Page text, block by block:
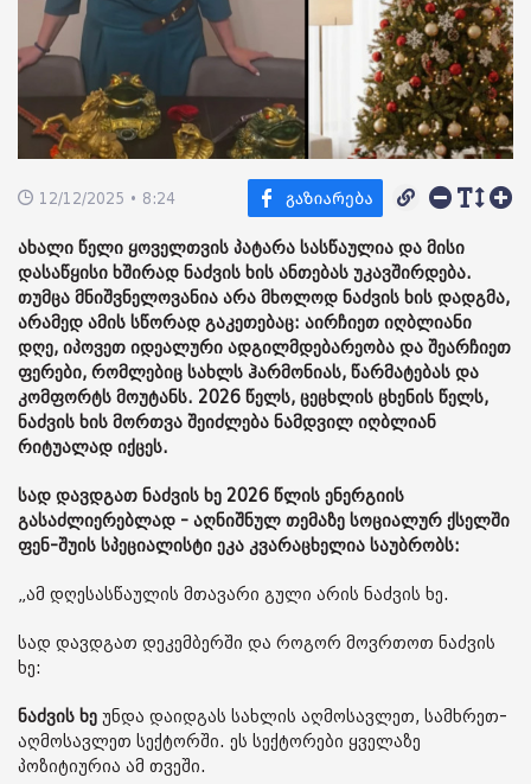
12/12/2025 • 8:24
ახალი წელი ყოველთვის პატარა სასწაულია და მისი
დასაწყისი ხშირად ნაძვის ხის ანთებას უკავშირდება.
თუმცა მნიშვნელოვანია არა მხოლოდ ნაძვის ხის დადგმა,
არამედ ამის სწორად გაკეთებაც: აირჩიეთ იღბლიანი
დღე, იპოვეთ იდეალური ადგილმდებარეობა და შეარჩიეთ
ფერები, რომლებიც სახლს ჰარმონიას, წარმატებას და
კომფორტს მოუტანს. 2026 წელს, ცეცხლის ცხენის წელს,
ნაძვის ხის მორთვა შეიძლება ნამდვილ იღბლიან
რიტუალად იქცეს.
სად დავდგათ ნაძვის ხე 2026 წლის ენერგიის
გასაძლიერებლად - აღნიშნულ თემაზე სოციალურ ქსელში
ფენ-შუის სპეციალისტი ეკა კვარაცხელია საუბრობს:
„ამ დღესასწაულის მთავარი გული არის ნაძვის ხე.
სად დავდგათ დეკემბერში და როგორ მოვრთოთ ნაძვის
ხე:
ნაძვის ხე უნდა დაიდგას სახლის აღმოსავლეთ, სამხრეთ-
აღმოსავლეთ სექტორში. ეს სექტორები ყველაზე
პოზიტიურია ამ თვეში.